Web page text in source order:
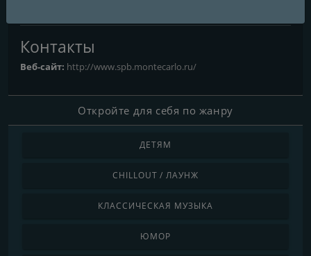
Контакты
Веб-сайт: http://www.spb.montecarlo.ru/
Откройте для себя по жанру
ДЕТЯМ
CHILLOUT / ЛАУНЖ
КЛАССИЧЕСКАЯ МУЗЫКА
ЮМОР